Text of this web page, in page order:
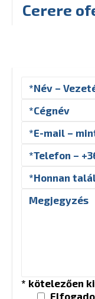
Cerere
* kötelezően